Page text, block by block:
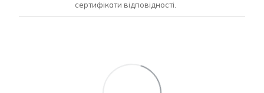
сертифікати відповідності.